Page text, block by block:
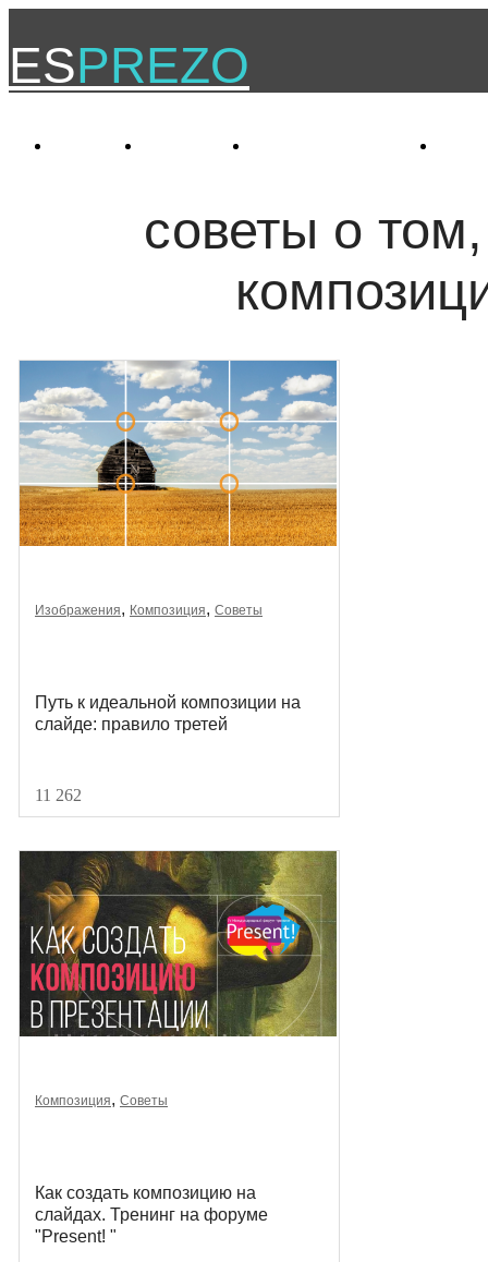
ESPREZO
советы о
Изображения, Композиция, Советы
Путь к идеальной композиции на
слайде: правило третей
11 262
Композиция, Советы
Как создать композицию на
слайдах. Тренинг на форуме
"Present! "